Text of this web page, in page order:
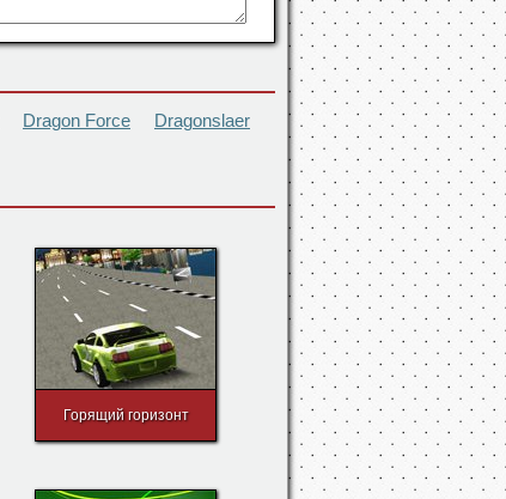
Dragon Force
Dragonslaer
Горящий горизонт